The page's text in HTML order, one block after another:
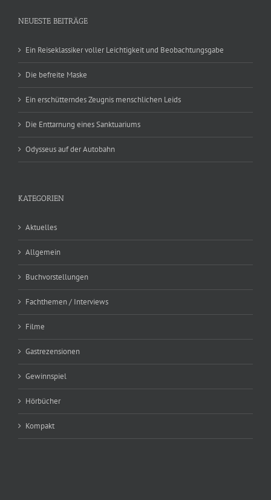
NEUESTE BEITRÄGE
Ein Reiseklassiker voller Leichtigkeit und Beobachtungsgabe
Die befreite Maske
Ein erschütterndes Zeugnis menschlichen Leids
Die Enttarnung eines Sanktuariums
Odysseus auf der Autobahn
KATEGORIEN
Aktuelles
Allgemein
Buchvorstellungen
Fachthemen / Interviews
Filme
Gastrezensionen
Gewinnspiel
Hörbücher
Kompakt